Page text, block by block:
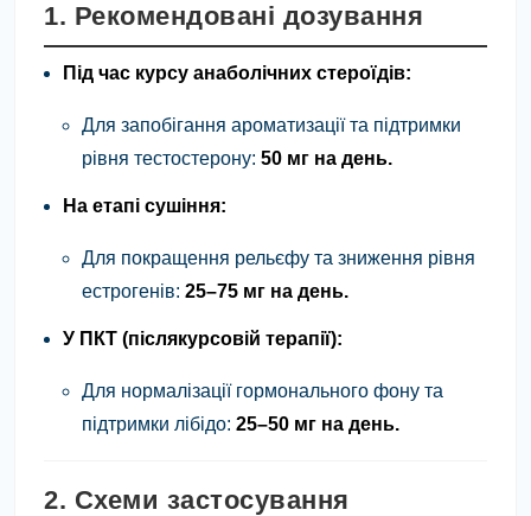
1. Рекомендовані дозування
Під час курсу анаболічних стероїдів:
Для запобігання ароматизації та підтримки
рівня тестостерону: 50 мг на день.
На етапі сушіння:
Для покращення рельєфу та зниження рівня
естрогенів: 25–75 мг на день.
У ПКТ (післякурсовій терапії):
Для нормалізації гормонального фону та
підтримки лібідо: 25–50 мг на день.
2. Схеми застосування